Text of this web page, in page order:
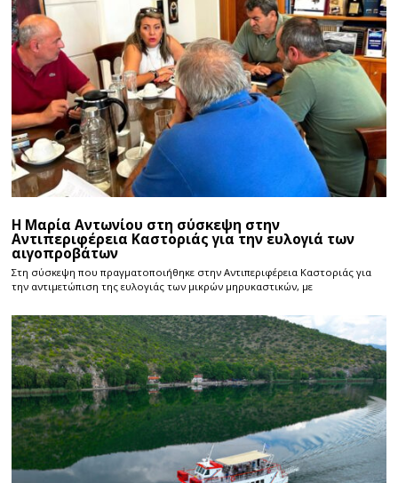
Η Μαρία Αντωνίου στη σύσκεψη στην
Αντιπεριφέρεια Καστοριάς για την ευλογιά των
αιγοπροβάτων
Στη σύσκεψη που πραγματοποιήθηκε στην Αντιπεριφέρεια Καστοριάς για
την αντιμετώπιση της ευλογιάς των μικρών μηρυκαστικών, με